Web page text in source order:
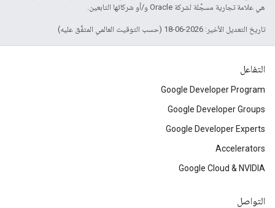
هي علامة تجارية مسجَّلة لشركة Oracle و/أو شركائها التابعين.
تاريخ التعديل الأخير: 2026-06-18 (حسب التوقيت العالمي المتفَّق عليه)
التفاعل
Google Developer Program
Google Developer Groups
Google Developer Experts
Accelerators
Google Cloud & NVIDIA
التواصل